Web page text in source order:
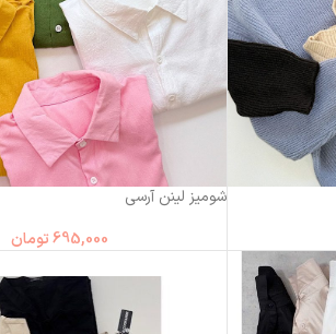
شومیز لینن آرسی
695,000تومان